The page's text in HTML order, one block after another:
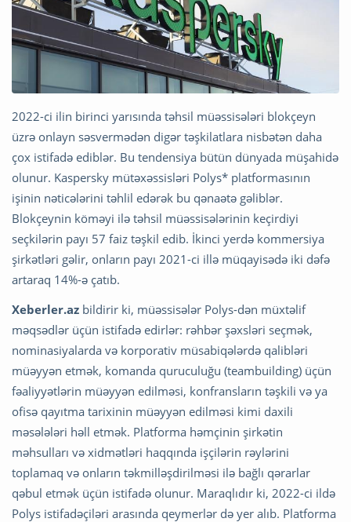
2022-ci ilin birinci yarısında təhsil müəssisələri blokçeyn
üzrə onlayn səsvermədən digər təşkilatlara nisbətən daha
çox istifadə ediblər. Bu tendensiya bütün dünyada müşahidə
olunur. Kaspersky mütəxəssisləri Polys* platformasının
işinin nəticələrini təhlil edərək bu qənaətə gəliblər.
Blokçeynin köməyi ilə təhsil müəssisələrinin keçirdiyi
seçkilərin payı 57 faiz təşkil edib. İkinci yerdə kommersiya
şirkətləri gəlir, onların payı 2021-ci illə müqayisədə iki dəfə
artaraq 14%-ə çatıb.
Xeberler.az bildirir ki, müəssisələr Polys-dən müxtəlif
məqsədlər üçün istifadə edirlər: rəhbər şəxsləri seçmək,
nominasiyalarda və korporativ müsabiqələrdə qalibləri
müəyyən etmək, komanda quruculuğu (teambuilding) üçün
fəaliyyətlərin müəyyən edilməsi, konfransların təşkili və ya
ofisə qayıtma tarixinin müəyyən edilməsi kimi daxili
məsələləri həll etmək. Platforma həmçinin şirkətin
məhsulları və xidmətləri haqqında işçilərin rəylərini
toplamaq və onların təkmilləşdirilməsi ilə bağlı qərarlar
qəbul etmək üçün istifadə olunur. Maraqlıdır ki, 2022-ci ildə
Polys istifadəçiləri arasında qeymerlər də yer alıb. Platforma